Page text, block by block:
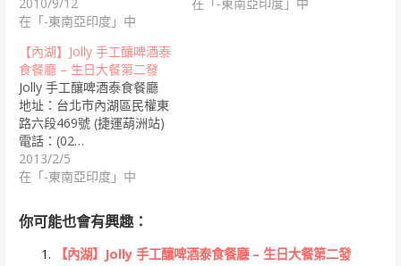
在「-東南亞印度」中
【內湖】Jolly 手工釀啤酒泰
食餐廳 – 生日大餐第二發
Jolly 手工釀啤酒泰食餐廳
地址：台北市內湖區民權東
路六段469號 (捷運葫洲站)
電話：(02…
2013/2/5
在「-東南亞印度」中
你可能也會有興趣：
【內湖】Jolly 手工釀啤酒泰食餐廳 – 生日大餐第二發